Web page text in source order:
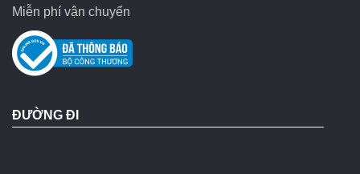
Miễn phí vận chuyển
ĐƯỜNG ĐI